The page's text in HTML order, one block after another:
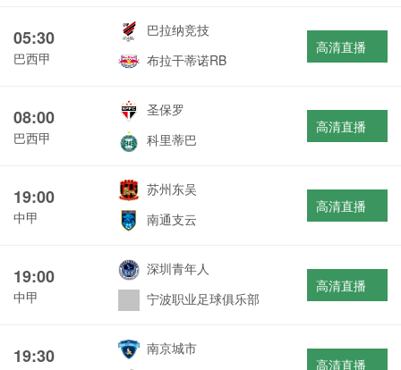
05:30
巴西甲
巴拉纳竞技
布拉干蒂诺RB
高清直播
08:00
巴西甲
圣保罗
科里蒂巴
高清直播
19:00
中甲
苏州东吴
南通支云
高清直播
19:00
中甲
深圳青年人
宁波职业足球俱乐部
高清直播
19:30
南京城市
高清直播